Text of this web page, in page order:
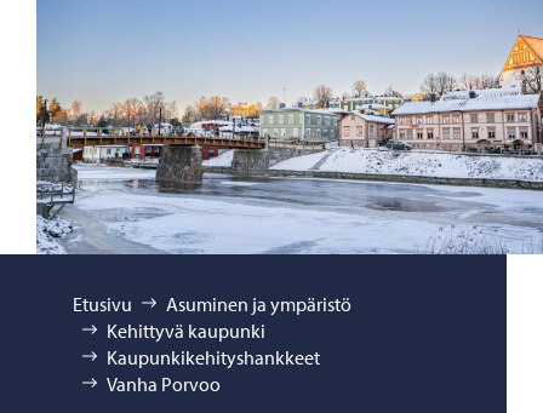
Selaa:
Etusivu
Asuminen ja ympäristö
Kehittyvä kaupunki
Kaupunkikehityshankkeet
Vanha Porvoo